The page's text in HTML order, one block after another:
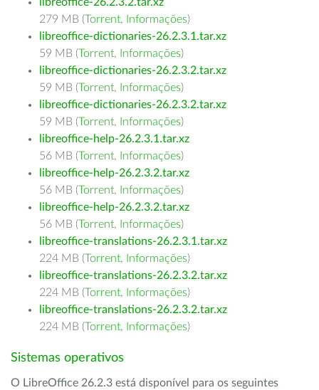
279 MB (Torrent, Informações)
libreoffice-dictionaries-26.2.3.1.tar.xz
59 MB (Torrent, Informações)
libreoffice-dictionaries-26.2.3.2.tar.xz
59 MB (Torrent, Informações)
libreoffice-dictionaries-26.2.3.2.tar.xz
59 MB (Torrent, Informações)
libreoffice-help-26.2.3.1.tar.xz
56 MB (Torrent, Informações)
libreoffice-help-26.2.3.2.tar.xz
56 MB (Torrent, Informações)
libreoffice-help-26.2.3.2.tar.xz
56 MB (Torrent, Informações)
libreoffice-translations-26.2.3.1.tar.xz
224 MB (Torrent, Informações)
libreoffice-translations-26.2.3.2.tar.xz
224 MB (Torrent, Informações)
libreoffice-translations-26.2.3.2.tar.xz
224 MB (Torrent, Informações)
Sistemas operativos
O LibreOffice 26.2.3 está disponível para os seguintes